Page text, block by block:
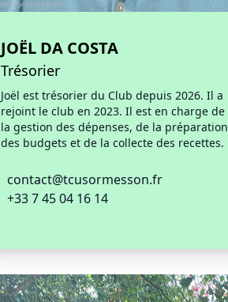
JOËL DA COSTA
Trésorier
Joël est trésorier du Club depuis 2026. Il a
rejoint le club en 2023. Il est en charge de
la gestion des dépenses, de la préparation
des budgets et de la collecte des recettes.
contact@tcusormesson.fr
+33 7 45 04 16 14